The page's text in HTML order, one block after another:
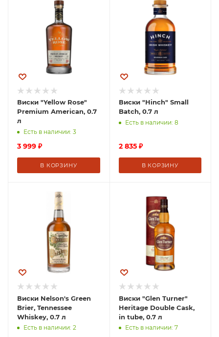
Виски "Yellow Rose"
Premium American, 0.7
л
Есть в наличии: 3
3 999 ₽
В КОРЗИНУ
Виски "Hinch" Small
Batch, 0.7 л
Есть в наличии: 8
2 835₽
В КОРЗИНУ
Виски Nelson's Green
Brier, Tennessee
Whiskey, 0.7 л
Есть в наличии: 2
Виски "Glen Turner"
Heritage Double Cask,
in tube, 0.7 л
Есть в наличии: 7